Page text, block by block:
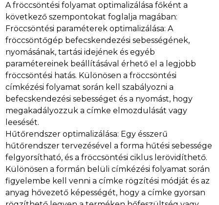
A fröccsöntési folyamat optimalizálása főként a
következő szempontokat foglalja magában:
Fröccsöntési paraméterek optimalizálása: A
fröccsöntőgép befecskendezési sebességének,
nyomásának, tartási idejének és egyéb
paramétereinek beállításával érhető el a legjobb
fröccsöntési hatás. Különösen a fröccsöntési
címkézési folyamat során kell szabályozni a
befecskendezési sebességet és a nyomást, hogy
megakadályozzuk a címke elmozdulását vagy
leesését.
Hűtőrendszer optimalizálása: Egy ésszerű
hűtőrendszer tervezésével a forma hűtési sebessége
felgyorsítható, és a fröccsöntési ciklus lerövidíthető.
Különösen a formán belüli címkézési folyamat során
figyelembe kell venni a címke rögzítési módját és az
anyag hővezető képességét, hogy a címke gyorsan